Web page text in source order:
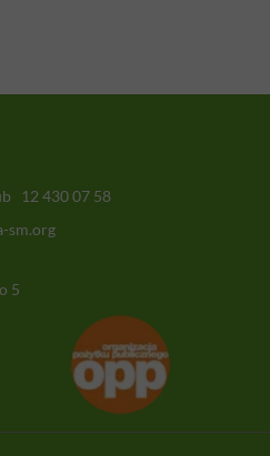
12 430 07 58
sm.org
5